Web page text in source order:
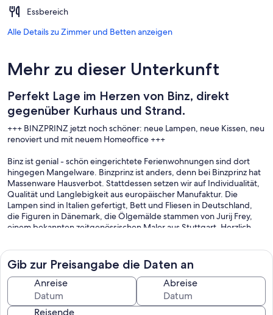
Essbereich
Alle Details zu Zimmer und Betten anzeigen
Mehr zu dieser Unterkunft
Perfekt Lage im Herzen von Binz, direkt
gegenüber Kurhaus und Strand.
+++ BINZPRINZ jetzt noch schöner: neue Lampen, neue Kissen, neu
renoviert und mit neuem Homeoffice +++
Binz ist genial - schön eingerichtete Ferienwohnungen sind dort
hingegen Mangelware. Binzprinz ist anders, denn bei Binzprinz hat
Massenware Hausverbot. Stattdessen setzen wir auf Individualität,
Qualität und Langlebigkeit aus europäischer Manufaktur. Die
Lampen sind in Italien gefertigt, Bett und Fliesen in Deutschland,
die Figuren in Dänemark, die Ölgemälde stammen von Jurij Frey,
einem bekannten zeitgenössischen Maler aus Stuttgart. Herzlich
Binzprinz liegt bequem im Stadtzentrum von Binz, direkt
gegenüber dem Kurhaus, etwa 200 Meter von der Promenade und
dem Ostsee Strand sowie 300 Meter von der grossen
Strandbrücke. Edeka und die Hauptstraße mit den Geschäften sind
alle fußläufig gleich um die Ecke gelegen.
Gib zur Preisangabe die Daten an
Anreise Abreise
Reisende